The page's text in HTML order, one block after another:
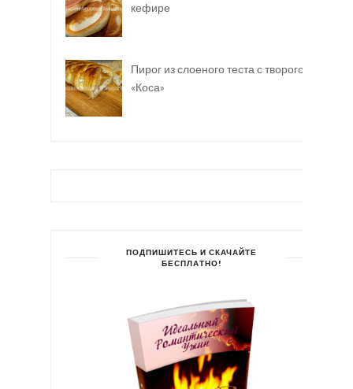
кефире
Пирог из слоеного теста с творогом
«Коса»
ПОДПИШИТЕСЬ И СКАЧАЙТЕ
БЕСПЛАТНО!